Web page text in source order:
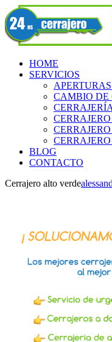
Skip
to
content
Facebook
HOME
SERVICIOS
CAMBIO DE
BLOG
CONTACTO
Cerrajero alto verde